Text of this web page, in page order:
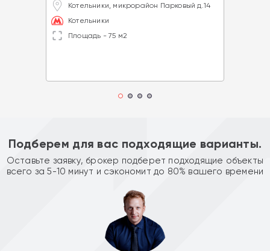
Котельники, микрорайон Парковый д.14
Котельники
Площадь - 75 м2
Подберем для вас подходящие варианты.
Оставьте заявку, брокер подберет подходящие объекты
всего за 5-10 минут и сэкономит до 80% вашего времени